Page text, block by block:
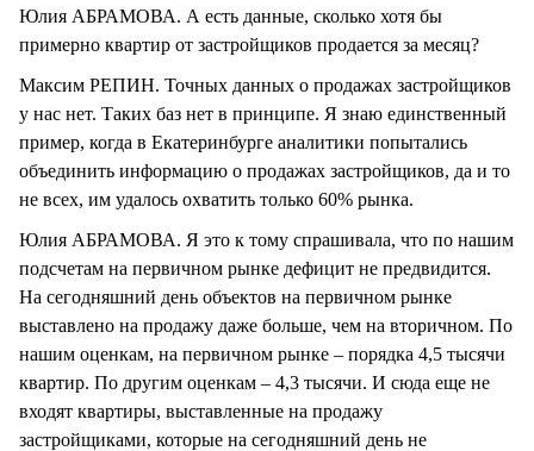
Юлия АБРАМОВА. А есть данные, сколько хотя бы
примерно квартир от застройщиков продается за месяц?
Максим РЕПИН. Точных данных о продажах застройщиков
у нас нет. Таких баз нет в принципе. Я знаю единственный
пример, когда в Екатеринбурге аналитики попытались
объединить информацию о продажах застройщиков, да и то
не всех, им удалось охватить только 60% рынка.
Юлия АБРАМОВА. Я это к тому спрашивала, что по нашим
подсчетам на первичном рынке дефицит не предвидится.
На сегодняшний день объектов на первичном рынке
выставлено на продажу даже больше, чем на вторичном. По
нашим оценкам, на первичном рынке – порядка 4,5 тысячи
квартир. По другим оценкам – 4,3 тысячи. И сюда еще не
входят квартиры, выставленные на продажу
застройщиками, которые на сегодняшний день не